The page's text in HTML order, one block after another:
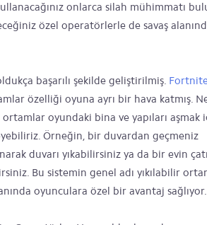
onlarca silah mühimmatı
özel operatörlerle de savaş
başarılı şekilde geliştirilmiş.
özelliği oyuna ayrı bir hava katmış.
oyundaki bina ve yapıları aşmak
Örneğin, bir duvardan geçmeniz
duvarı yıkabilirsiniz ya da bir evin
Bu sistemin genel adı yıkılabilir
oyunculara özel bir avantaj sağlıyor.